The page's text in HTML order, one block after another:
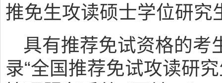
推免生攻读硕士学位研究
具有推荐免试资格的考
录“全国推荐免试攻读研